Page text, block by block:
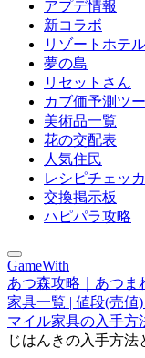
アプデ情報
新コラボ
リゾートホテル
夢の島
リセットさん
カブ価予測ツ
美術品一覧
花の交配表
人気住民
レシピチェッ
交換掲示板
ハピパラ攻略
GameWith
あつ森攻略｜あつま
家具一覧 | 値段(売値
マイル家具の入手方
じはんきの入手方法